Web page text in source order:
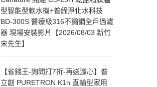
型智能型軟水機+普締淨化水科技
BD-300S 醫療級316不鏽鋼全戶過濾
器 現場安裝影片【2026/08/03 新竹
宋先生】
【省錢王-詢問打7折-再送濾心】普
立創 PURETRON K1n 直輸型家用